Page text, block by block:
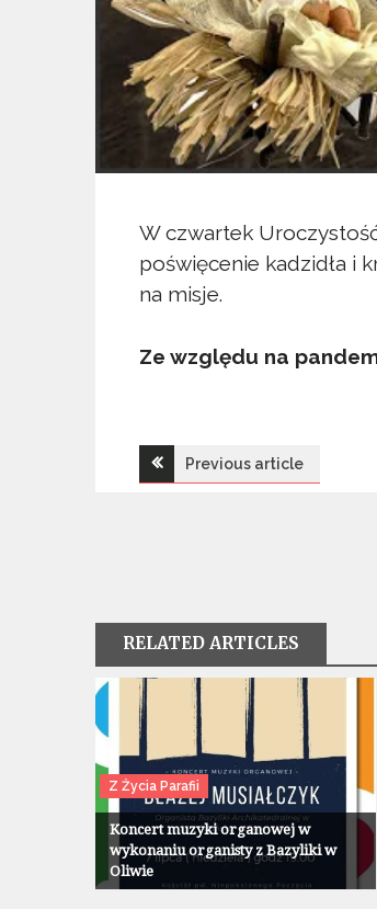
W czwartek
poświęcenie kadzidła i
na misje.
Ze względu na
Nawigacja
Previous article
RELATED ARTICLES
Z Życia Parafii
Koncert muzyki organowej w
wykonaniu organisty z Bazyliki w
Oliwie